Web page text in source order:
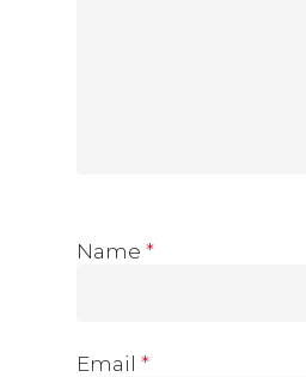
Name *
Email *